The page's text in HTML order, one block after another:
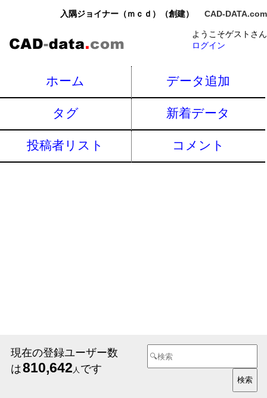
入隅ジョイナー（ｍｃｄ）（創建） CAD-DATA.com
ようこそゲストさん
ログイン
ホーム データ追加
タグ 新着データ
投稿者リスト コメント
現在の登録ユーザー数
は810,642 人 です